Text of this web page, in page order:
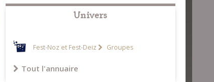
Univers
Fest-Noz et Fest-Deiz Groupes
Tout l'annuaire